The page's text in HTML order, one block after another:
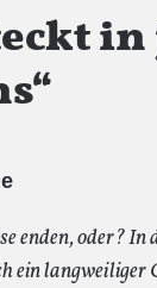
enden, oder? In
ein langweiliger